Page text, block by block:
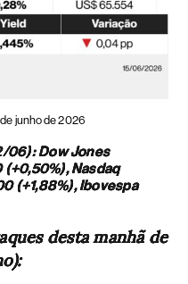
junho de 2026
06): Dow Jones
Nasdaq
(+1,88%), Ibovespa
desta manhã de